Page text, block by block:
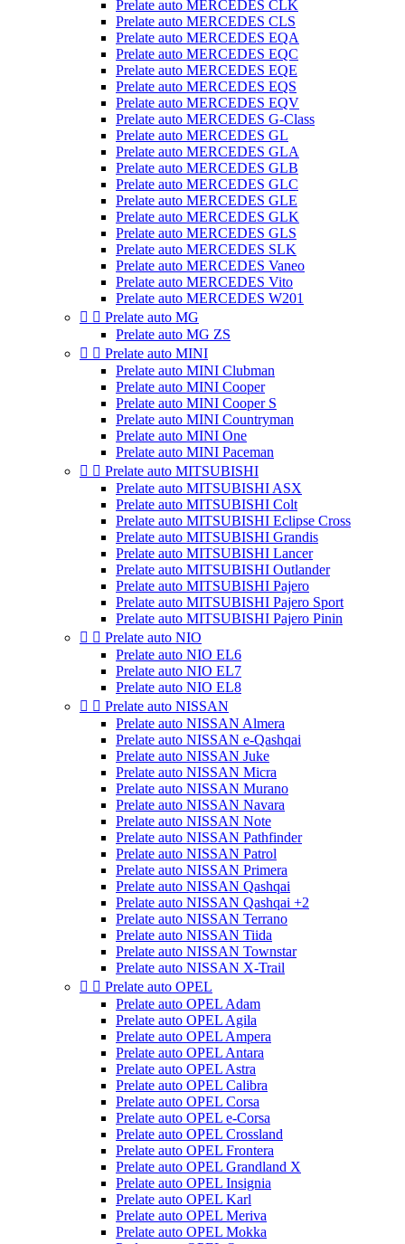
Prelate auto MERCEDES CLK
Prelate auto MERCEDES CLS
Prelate auto MERCEDES EQA
Prelate auto MERCEDES EQC
Prelate auto MERCEDES EQE
Prelate auto MERCEDES EQS
Prelate auto MERCEDES EQV
Prelate auto MERCEDES G-Class
Prelate auto MERCEDES GL
Prelate auto MERCEDES GLA
Prelate auto MERCEDES GLB
Prelate auto MERCEDES GLC
Prelate auto MERCEDES GLE
Prelate auto MERCEDES GLK
Prelate auto MERCEDES GLS
Prelate auto MERCEDES SLK
Prelate auto MERCEDES Vaneo
Prelate auto MERCEDES Vito
Prelate auto MERCEDES W201
  Prelate auto MG
Prelate auto MG ZS
  Prelate auto MINI
Prelate auto MINI Clubman
Prelate auto MINI Cooper
Prelate auto MINI Cooper S
Prelate auto MINI Countryman
Prelate auto MINI One
Prelate auto MINI Paceman
  Prelate auto MITSUBISHI
Prelate auto MITSUBISHI ASX
Prelate auto MITSUBISHI Colt
Prelate auto MITSUBISHI Eclipse Cross
Prelate auto MITSUBISHI Grandis
Prelate auto MITSUBISHI Lancer
Prelate auto MITSUBISHI Outlander
Prelate auto MITSUBISHI Pajero
Prelate auto MITSUBISHI Pajero Sport
Prelate auto MITSUBISHI Pajero Pinin
  Prelate auto NIO
Prelate auto NIO EL6
Prelate auto NIO EL7
Prelate auto NIO EL8
  Prelate auto NISSAN
Prelate auto NISSAN Almera
Prelate auto NISSAN e-Qashqai
Prelate auto NISSAN Juke
Prelate auto NISSAN Micra
Prelate auto NISSAN Murano
Prelate auto NISSAN Navara
Prelate auto NISSAN Note
Prelate auto NISSAN Pathfinder
Prelate auto NISSAN Patrol
Prelate auto NISSAN Primera
Prelate auto NISSAN Qashqai
Prelate auto NISSAN Qashqai +2
Prelate auto NISSAN Terrano
Prelate auto NISSAN Tiida
Prelate auto NISSAN Townstar
Prelate auto NISSAN X-Trail
  Prelate auto OPEL
Prelate auto OPEL Adam
Prelate auto OPEL Agila
Prelate auto OPEL Ampera
Prelate auto OPEL Antara
Prelate auto OPEL Astra
Prelate auto OPEL Calibra
Prelate auto OPEL Corsa
Prelate auto OPEL e-Corsa
Prelate auto OPEL Crossland
Prelate auto OPEL Frontera
Prelate auto OPEL Grandland X
Prelate auto OPEL Insignia
Prelate auto OPEL Karl
Prelate auto OPEL Meriva
Prelate auto OPEL Mokka